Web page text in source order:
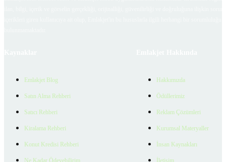
Emlakjet Blog
Satın Alma Rehberi
Satıcı Rehberi
Kiralama Rehberi
Konut Kredisi Rehberi
Ne Kadar Ödeyebilirim
Hakkımızda
Ödüllerimiz
Reklam Çözümleri
Kurumsal Materyaller
İnsan Kaynakları
İletişim